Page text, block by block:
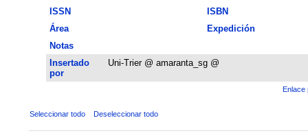
ISSN
ISBN
Área
Expedición
Notas
Insertado
por
Uni-Trier @ amaranta_sg @
Enlace
Seleccionar todo Deseleccionar todo